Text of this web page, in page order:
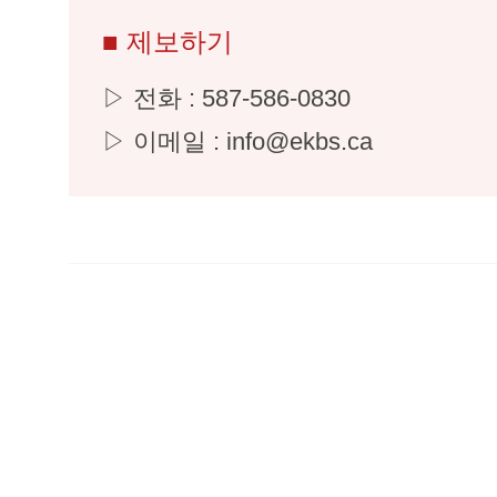
■ 제보하기
▷ 전화 : 587-586-0830
▷ 이메일 : info@ekbs.ca